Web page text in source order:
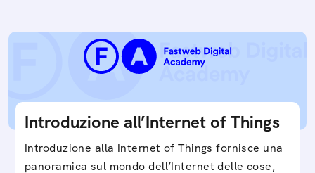
Introduzione all’Internet of Things
Introduzione alla Internet of Things fornisce una
panoramica sul mondo dell’Internet delle cose,